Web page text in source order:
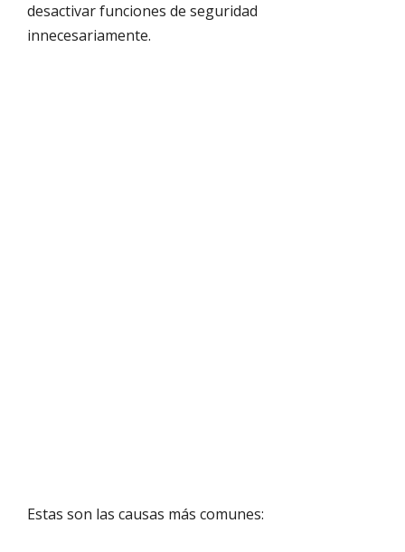
desactivar funciones de seguridad
innecesariamente.
Estas son las causas más comunes: